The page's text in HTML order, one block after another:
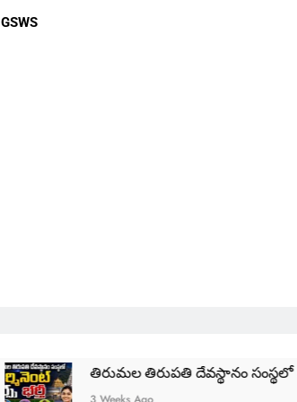
GSWS
తిరుమల తిరుపతి దేవస్థానం సంస్థలో ఉద్యోగాలు | TTD